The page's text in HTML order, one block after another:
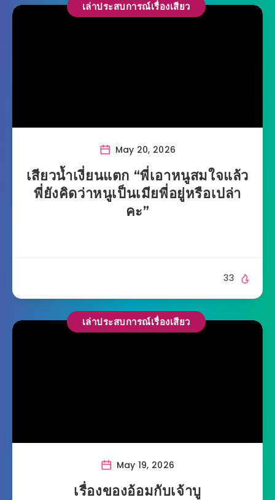
เล่าประสบการณ์เรื่องเสียว
May 20, 2026
เสียวน้ำเงี่ยนแตก “พี่เอาหนูสมใจแล้ว
พี่ยังคิดว่าหนูเป็นเมียพี่อยู่หรือเปล่า
คะ”
33
เล่าประสบการณ์เรื่องเสียว
May 19, 2026
เรื่องของอ้อมกับเจ้าบู